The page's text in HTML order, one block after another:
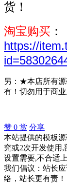
货！
淘宝购买 ：
https://
另：★本店所有源
有！切勿用于商业
赞 0 赏 分享
本站提供的模板
究或2次开发使用
设置需要,不合适
我们倡议：站长
络，站长更有责！